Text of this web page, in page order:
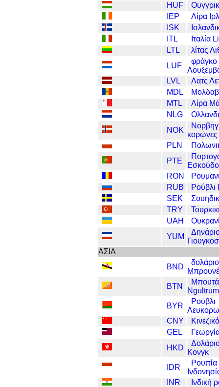
HUF
IEP
Λίρα
ISK
ITL
Ιταλία
LTL
λίτας
LUF
φράγκο
LVL
Λατς
MDL
MTL
Λίρα
NLG
NOK
κορώνες
PLN
PTE
Εσκούδο
RON
RUB
SEK
TRY
UAH
YUM
ΑΣΙΑ
BND
δολάριο
BTN
Ngultrum
BYR
Ρούβλι
CNY
GEL
HKD
Κονγκ
IDR
Ρουπία
INR
Ινδική